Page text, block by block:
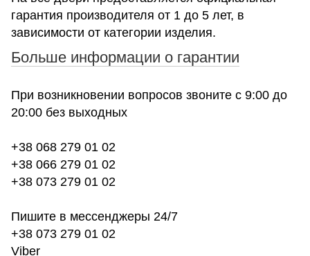
гарантия производителя от 1 до 5 лет, в
зависимости от категории изделия.
Больше информации о гарантии
При возникновении вопросов звоните с 9:00 до
20:00 без выходных
+38 068 279 01 02
+38 066 279 01 02
+38 073 279 01 02
Пишите в мессенджеры 24/7
+38 073 279 01 02
Viber